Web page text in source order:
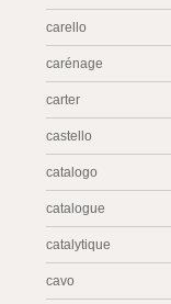
carello
carénage
carter
castello
catalogo
catalogue
catalytique
cavo